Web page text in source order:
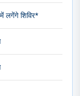
लगेंगे शिविर*